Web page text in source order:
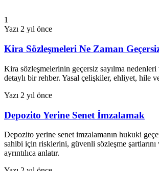
1
Yazı 2 yıl önce
Kira Sözleşmeleri Ne Zaman
Kira sözleşmelerinin geçersiz sayılma nedenleri
detaylı bir rehber. Yasal çelişkiler, ehliyet, hile
Yazı 2 yıl önce
Depozito Yerine Senet İmzalamak
Depozito yerine senet imzalamanın hukuki
sahibi için risklerini, güvenli sözleşme şartlarını
ayrıntılıca anlatır.